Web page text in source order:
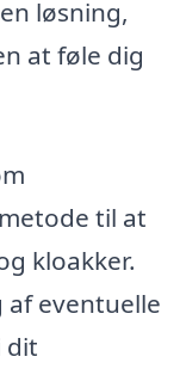
løsning,
at føle dig
til at
kloakker.
af eventuelle
dit